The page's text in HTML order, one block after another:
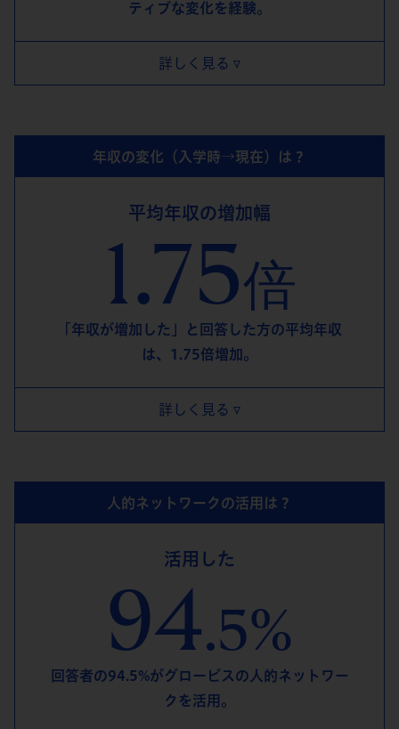
ティブな変化を経験。
詳しく見る
年収の変化（入学時→現在）は？
平均年収の増加幅
1.75倍
「年収が増加した」と回答した⽅の平均年収
は、1.75倍増加。
詳しく見る
人的ネットワークの活用は？
活用した
94.5%
回答者の94.5%がグロービスの人的ネットワー
クを活用。